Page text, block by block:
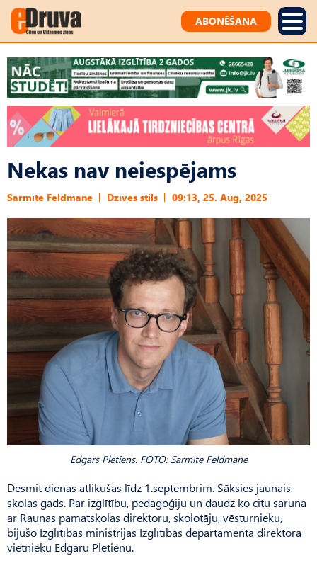
ABONĒŠANA
Nekas nav neiespējams
Sarmīte Feldmane Dzīves stils 09:13, 25. Aug, 2025
Edgars Plētiens. FOTO: Sarmīte Feldmane
Desmit dienas atlikušas līdz 1.septembrim. Sāksies jaunais
skolas gads. Par izglītību, pedagoģiju un daudz ko citu saruna
ar Raunas pamatskolas direktoru, skolotāju, vēsturnieku,
bijušo Izglītības ministrijas Izglītības departamenta direktora
vietnieku Edgaru Plētienu.